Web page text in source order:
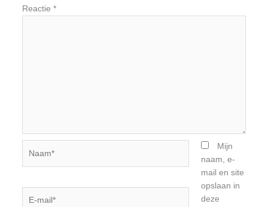
Reactie *
Mijn
naam, e-
mail en site
opslaan in
deze